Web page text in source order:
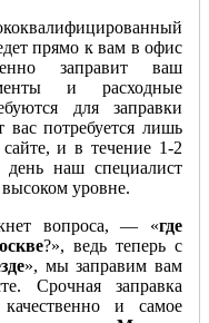
прямо к вам в офис
заправит ваш
и расходные
для заправки
вас потребуется лишь
и в течение 1-2
наш специалист
уровне.
вопроса, — «где
?», ведь теперь с
», мы заправим вам
Срочная заправка
и самое